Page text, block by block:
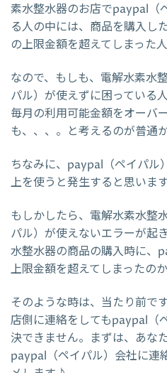
素水整水器のお店でpaypal（
る人の中には、商品を購入し
の上限金額を超えてしまった
なので、もしも、電解水素水
パル）が使えずに困っている
毎月の利用可能金額をオーバ
も、、、。と考えるのが普通
ちなみに、paypal（ペイパル
上を使うと発生すると思いま
もしかしたら、電解水素水整
パル）が使えないエラーが起
水整水器の商品の購入時に、
上限金額を超えてしまったの
そのような時は、当たり前で
店側に連絡をしてもpaypal（
決できません。まずは、あな
paypal（ペイパル）会社に連